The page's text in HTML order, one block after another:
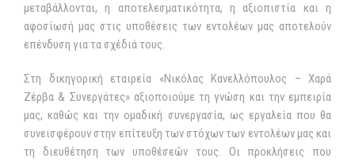
μεταβάλλονται, η αποτελεσματικότητα, η αξιοπιστία και η
αφοσίωσή μας στις υποθέσεις των εντολέων μας αποτελούν
επένδυση για τα σχέδιά τους.
Στη δικηγορική εταιρεία «Νικόλας Κανελλόπουλος – Χαρά
Ζέρβα & Συνεργάτες» αξιοποιούμε τη γνώση και την εμπειρία
μας, καθώς και την ομαδική συνεργασία, ως εργαλεία που θα
συνεισφέρουν στην επίτευξη των στόχων των εντολέων μας και
τη διευθέτηση των υποθέσεών τους. Οι προκλήσεις που